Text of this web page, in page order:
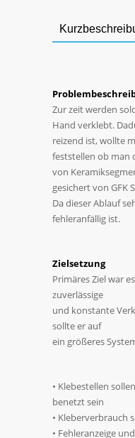
Zur zeit werden
Hand verklebt.
reizend ist, wollte
feststellen ob man
von
gesichert von GFK
Da dieser Ablauf
fehleranfällig ist.
Zielsetzung
Primäres Ziel war
zuverlässige
und konstante
sollte er auf
ein größeres
• Klebestellen
benetzt sein
• Kleberverbrauch
• Fehleranzeige